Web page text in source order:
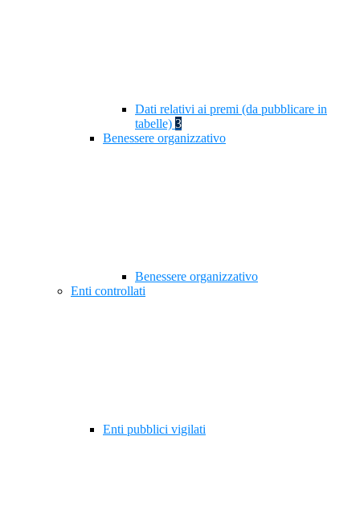
Dati relativi ai premi (da pubblicare in
tabelle) 3
Benessere organizzativo
Benessere organizzativo
Enti controllati
Enti pubblici vigilati